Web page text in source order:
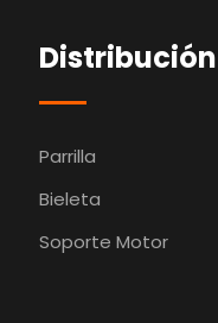
Distribución
Parrilla
Bieleta
Soporte Motor